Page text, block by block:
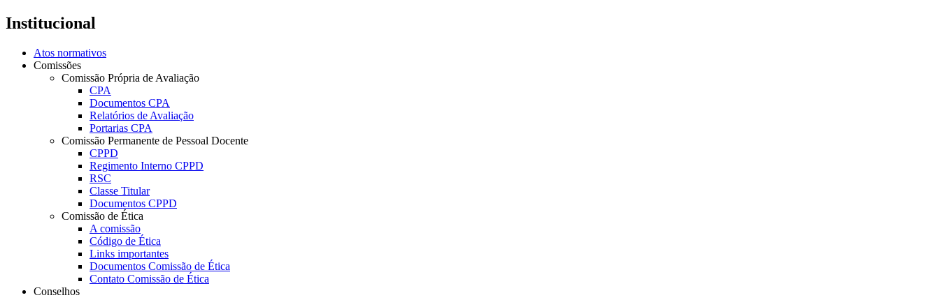
Institucional
Atos normativos
Comissões
Comissão Própria de Avaliação
CPA
Documentos CPA
Relatórios de Avaliação
Portarias CPA
Comissão Permanente de Pessoal Docente
CPPD
Regimento Interno CPPD
RSC
Classe Titular
Documentos CPPD
Comissão de Ética
A comissão
Código de Ética
Links importantes
Documentos Comissão de Ética
Contato Comissão de Ética
Conselhos